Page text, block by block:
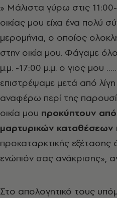
» Μάλιστα γύρω στις
οικίας μου είχα ένα πολύ
μερομήνια, ο οποίος
στην οικία μου. Φάγαμε
μ.μ. -17:00 μ.μ. ο γιος μου
επιστρέψαμε μετά από
αναφέρω περί της
οικία μου προκύπτουν
μαρτυρικών καταθέσεων
προκαταρκτικής εξέτασης
ενώπιόν σας ανάκρισης»,
Στο απολογητικό τους